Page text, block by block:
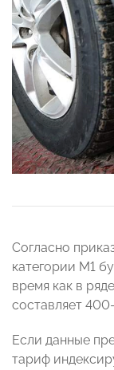
Согласно
категории M1
время как в
составляет
Если данные
тариф